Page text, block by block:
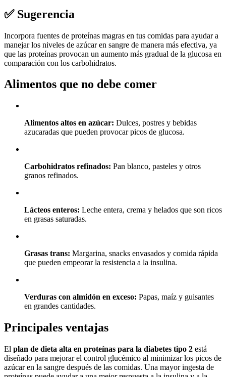
✅ Sugerencia
Incorpora fuentes de proteínas magras en tus comidas para ayudar a
manejar los niveles de azúcar en sangre de manera más efectiva, ya
que las proteínas provocan un aumento más gradual de la glucosa en
comparación con los carbohidratos.
Alimentos que no debe comer
Alimentos altos en azúcar: Dulces, postres y bebidas
azucaradas que pueden provocar picos de glucosa.
Carbohidratos refinados: Pan blanco, pasteles y otros
granos refinados.
Lácteos enteros: Leche entera, crema y helados que son ricos
en grasas saturadas.
Grasas trans: Margarina, snacks envasados y comida rápida
que pueden empeorar la resistencia a la insulina.
Verduras con almidón en exceso: Papas, maíz y guisantes
en grandes cantidades.
Principales ventajas
El plan de dieta alta en proteínas para la diabetes tipo 2 está
diseñado para mejorar el control glucémico al minimizar los picos de
azúcar en la sangre después de las comidas. Una mayor ingesta de